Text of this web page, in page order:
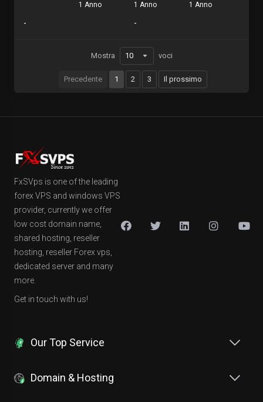
1 Anno 1 Anno 1 Anno
- -
Precedente 1 2 3 Il prossimo
Mostra voci
FxSVps is one of the leading
forex VPS and windows VPS
provider, currently we offer
low cost domain name,
shared hosting, reseller
hosting, reseller Forex vps,
dedicated server and many
more.
Get in touch with us!
Our Top Service
Domain & Hosting